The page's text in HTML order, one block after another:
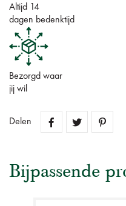
Altijd 14
dagen bedenktijd
Bezorgd waar
jij wil
Delen
Bijpassende